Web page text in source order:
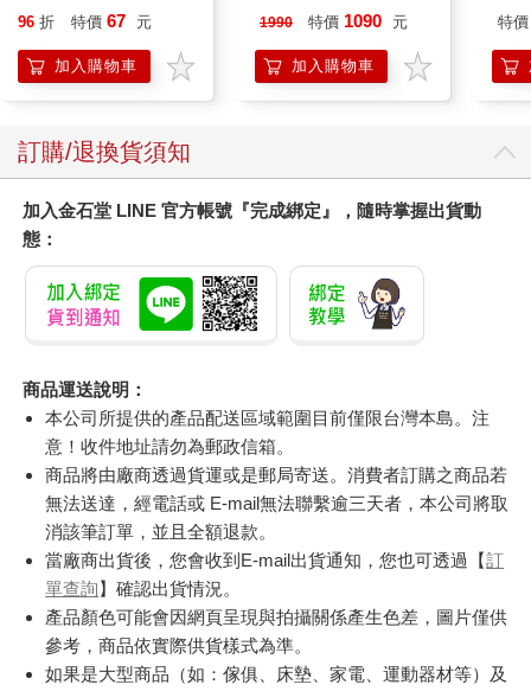
96 折 特價 67 元
加入購物車
泳心率血氧藍牙通話腕
1990 特價 1090 元
加入購物車
特價
訂購/退換貨須知
加入金石堂 LINE 官方帳號『完成綁定』，隨時掌握出貨動
態：
商品運送說明：
本公司所提供的產品配送區域範圍目前僅限台灣本島。注
意！收件地址請勿為郵政信箱。
商品將由廠商透過貨運或是郵局寄送。消費者訂購之商品若
無法送達，經電話或 E-mail無法聯繫逾三天者，本公司將取
消該筆訂單，並且全額退款。
當廠商出貨後，您會收到E-mail出貨通知，您也可透過【訂
單查詢】確認出貨情況。
產品顏色可能會因網頁呈現與拍攝關係產生色差，圖片僅供
參考，商品依實際供貨樣式為準。
如果是大型商品（如：傢俱、床墊、家電、運動器材等）及